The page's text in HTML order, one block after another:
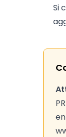
Si